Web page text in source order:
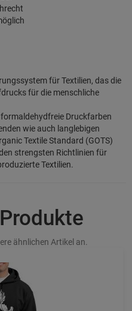
für Textilien, das die
für die menschliche
Druckfarben
wie auch langlebigen
Textile Standard (GOTS)
strengsten Richtlinien für
Textilien.
ähnlichen Artikel an.